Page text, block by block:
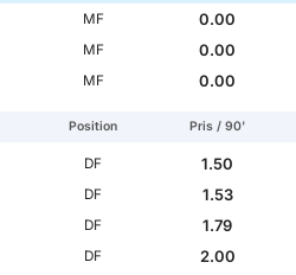
MF
0.00
MF
0.00
MF 0.00
Position Pris / 90'
DF
1.50
DF
1.53
DF
1.79
DF
2.00